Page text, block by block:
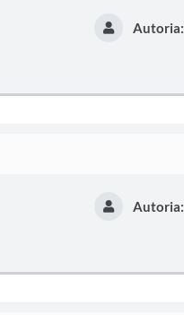
Autoria:
Autoria: